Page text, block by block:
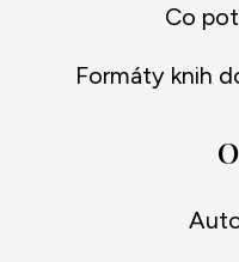
Co
Formáty knih